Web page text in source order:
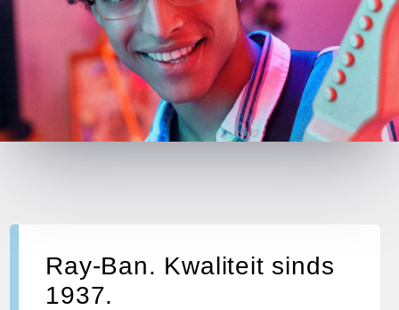
Ray-Ban. Kwaliteit sinds
1937.